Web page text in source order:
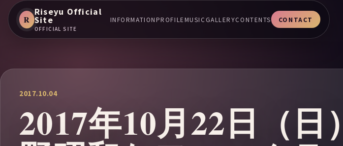
R
Riseyu Official
Site
OFFICIAL SITE
INFORMATIONPROFILEMUSIC GALLERYCONTENTS CONTACT
2017.10.04
2017年10月22日（